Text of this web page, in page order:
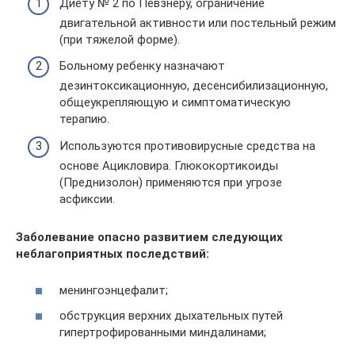
Диету № 2 по Певзнеру, ограничение
двигательной активности или постельный режим
(при тяжелой форме).
Больному ребенку назначают
дезинтоксикационную, десенсибилизационную,
общеукрепляющую и симптоматическую
терапию.
Используются противовирусные средства на
основе Ацикловира. Глюкокортикоиды
(Преднизолон) применяются при угрозе
асфиксии.
Заболевание опасно развитием следующих
неблагоприятных последствий:
менингоэнцефалит;
обструкция верхних дыхательных путей
гипертрофированными миндалинами;